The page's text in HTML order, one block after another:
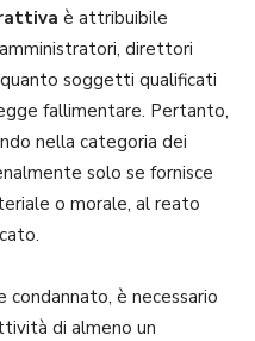
è attribuibile
direttori
soggetti qualificati
fallimentare. Pertanto,
nella categoria dei
solo se fornisce
o morale, al reato
condannato, è necessario
di almeno un